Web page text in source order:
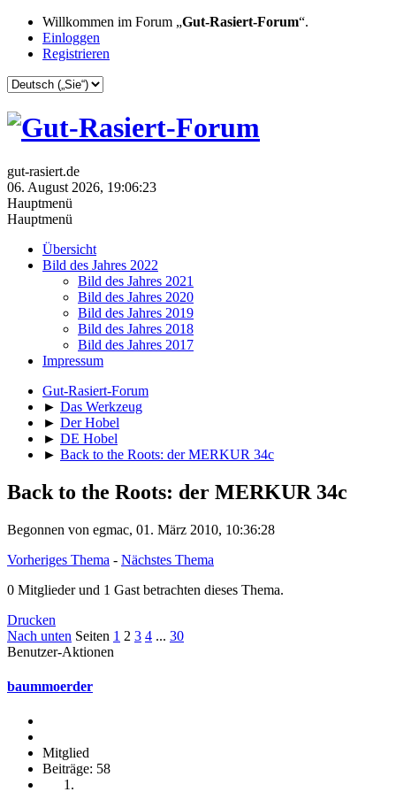
Willkommen im Forum „Gut-Rasiert-Forum“.
Einloggen
Registrieren
gut-rasiert.de
06. August 2026, 19:06:23
Hauptmenü
Hauptmenü
Übersicht
Bild des Jahres 2022
Bild des Jahres 2021
Bild des Jahres 2020
Bild des Jahres 2019
Bild des Jahres 2018
Bild des Jahres 2017
Impressum
Gut-Rasiert-Forum
► Das Werkzeug
► Der Hobel
► DE Hobel
► Back to the Roots: der MERKUR 34c
Back to the Roots: der MERKUR 34c
Begonnen von egmac, 01. März 2010, 10:36:28
Vorheriges Thema - Nächstes Thema
0 Mitglieder und 1 Gast betrachten dieses Thema.
Drucken
Nach unten Seiten 1 2 3 4 ... 30
Benutzer-Aktionen
baummoerder
Mitglied
Beiträge: 58